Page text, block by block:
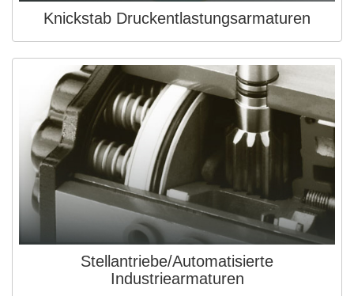
Knickstab Druckentlastungsarmaturen
Stellantriebe/Automatisierte
Industriearmaturen